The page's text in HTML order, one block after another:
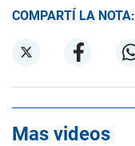
COMPARTÍ LA NOTA:
Mas videos